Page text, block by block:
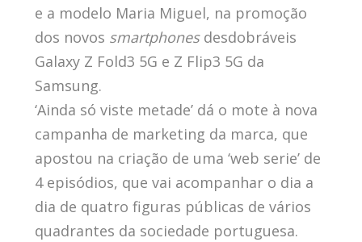
e a modelo Maria Miguel, na promoção
dos novos smartphonesdesdobráveis
Galaxy Z Fold3 5G e Z Flip3 5G da
Samsung.
‘Ainda só viste metade’ dá o mote à nova
campanha de marketing da marca, que
apostou na criação de uma ‘web serie’ de
4 episódios, que vai acompanhar o dia a
dia de quatro figuras públicas de vários
quadrantes da sociedade portuguesa.